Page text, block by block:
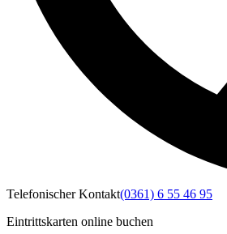
Telefonischer Kontakt(0361) 6 55 46 95
Eintrittskarten online buchen